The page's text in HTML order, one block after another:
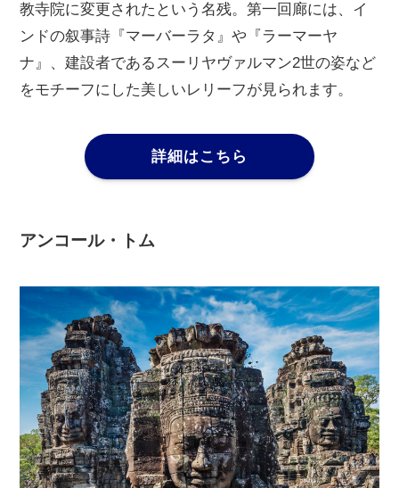
教寺院に変更されたという名残。第一回廊には、イ
ンドの叙事詩『マーバーラタ』や『ラーマーヤ
ナ』、建設者であるスーリヤヴァルマン2世の姿など
をモチーフにした美しいレリーフが見られます。
詳細はこちら
アンコール・トム